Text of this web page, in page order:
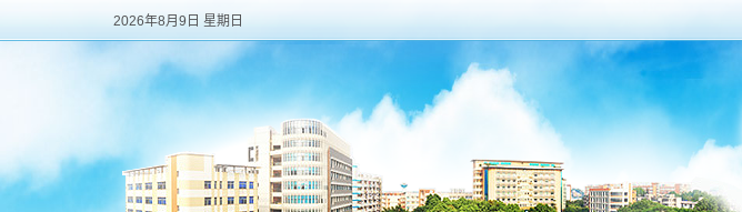
2026年8月9日 星期日